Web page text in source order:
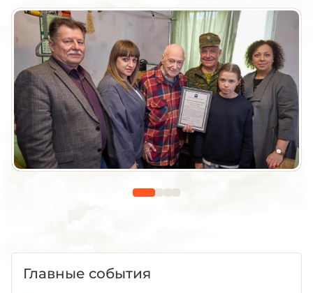
Главные события